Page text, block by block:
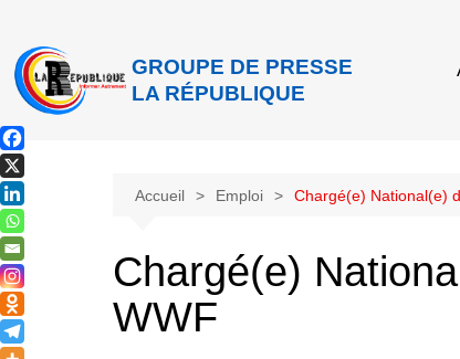
GROUPE DE PRESSE
LA RÉPUBLIQUE
Accueil Emploi Chargé(e) National(e)
Chargé(e)
WWF